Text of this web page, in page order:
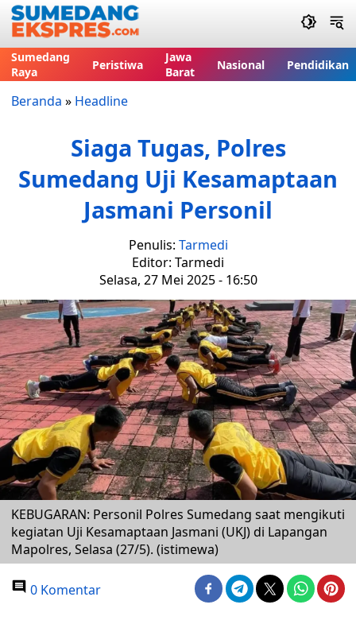
Sumedang
Raya
Peristiwa
Jawa
Barat
Nasional Pendidikan
Beranda » Headline
Siaga Tugas, Polres
Sumedang Uji Kesamaptaan
Jasmani Personil
Penulis: Tarmedi
Editor: Tarmedi
Selasa, 27 Mei 2025 - 16:50
KEBUGARAN: Personil Polres Sumedang saat mengikuti
kegiatan Uji Kesamaptaan Jasmani (UKJ) di Lapangan
Mapolres, Selasa (27/5). (istimewa)
0 Komentar